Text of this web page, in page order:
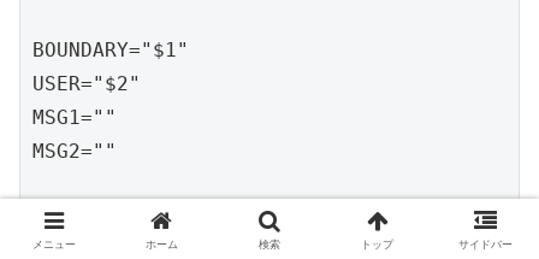
BOUNDARY="$1"
USER="$2"
MSG1=""
MSG2=""
if [[ "$BOUNDARY" = "+100" ]]; then
MSG1="Your mailbox on the server is now
メニュー ホーム 検索 トップ サイドバー